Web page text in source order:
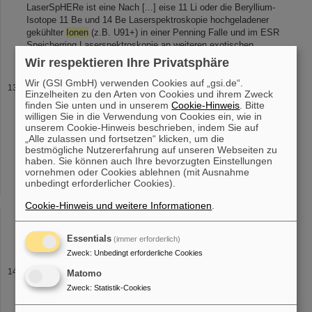
LaserSpHERe ist eine Nach [...] eise 11 Li oder die Beryllium-
Isotope 11 Be und 14 Be Laserspektroskopie hochgeladener
gekühlter Ionen (z.B. U91+) in einer Penning Falle und im ESR
Speicherring Laserspektroskopie an weiteren exotischen
MATS
gekühlten Ionenauf der Grundlage modernster Techniken zur
Speicherung und Kühlung von geladenen Teilchen. Hierbei
kommen insbesondere Penning-Fallen zum dreidimensionalen
Einschluss der Ionenzum Einsatz [...] Speicherring ESR und die
IonenfallenanlageSHIPTRAP zu Untersuchungen von
gespeicherten und gekühlten Radionukliden eingesetzt. Ferner
betreibt der Bereich Atomphysik dasIonenfallenexperiment
ISOLTRAP am online [...] ISOLDE/CERN in Genf, Schweiz. In
naher Zukunft wird dieIonenfallenanlageHITRAP , welche die
Betrieb gehen. Forschungsschwerpunkte der Ar
Arbeitsgruppen
Energy Single Pass Experiments Alexandre Gumberidze HITRAP
Wir respektieren Ihre Privatsphäre
Wir (GSI GmbH) verwenden Cookies auf „gsi.de“.
Einzelheiten zu den Arten von Cookies und ihrem Zweck
finden Sie unten und in unseremCookie-Hinweis . Bitte
willigen Sie in die Verwendung von Cookies ein, wie in
unserem Cookie-Hinweis beschrieben, indem Sie auf
„Alle zulassen und fortsetzen“ klicken, um die
bestmögliche Nutzererfahrung auf unseren Webseiten zu
haben. Sie können auch Ihre bevorzugten Einstellungen
vornehmen oder Cookies ablehnen (mit Ausnahme
unbedingt erforderlicher Cookies).
Cookie-Hinweis und weitere Informationen
Essentials (immer erforderlich)
Zweck: Unbedingt erforderliche Cookies
Matomo
Zweck: Statistik-Cookies